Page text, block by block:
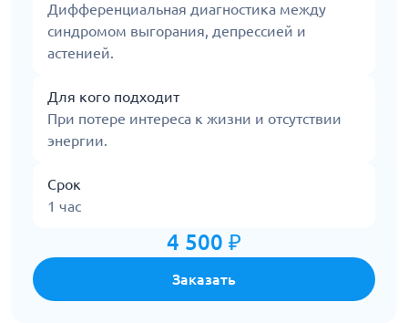
Дифференциальная диагностика между
синдромом выгорания, депрессией и
астенией.
Для кого подходит
При потере интереса к жизни и отсутствии
энергии.
Срок
1 час
4 500 ₽
Заказать